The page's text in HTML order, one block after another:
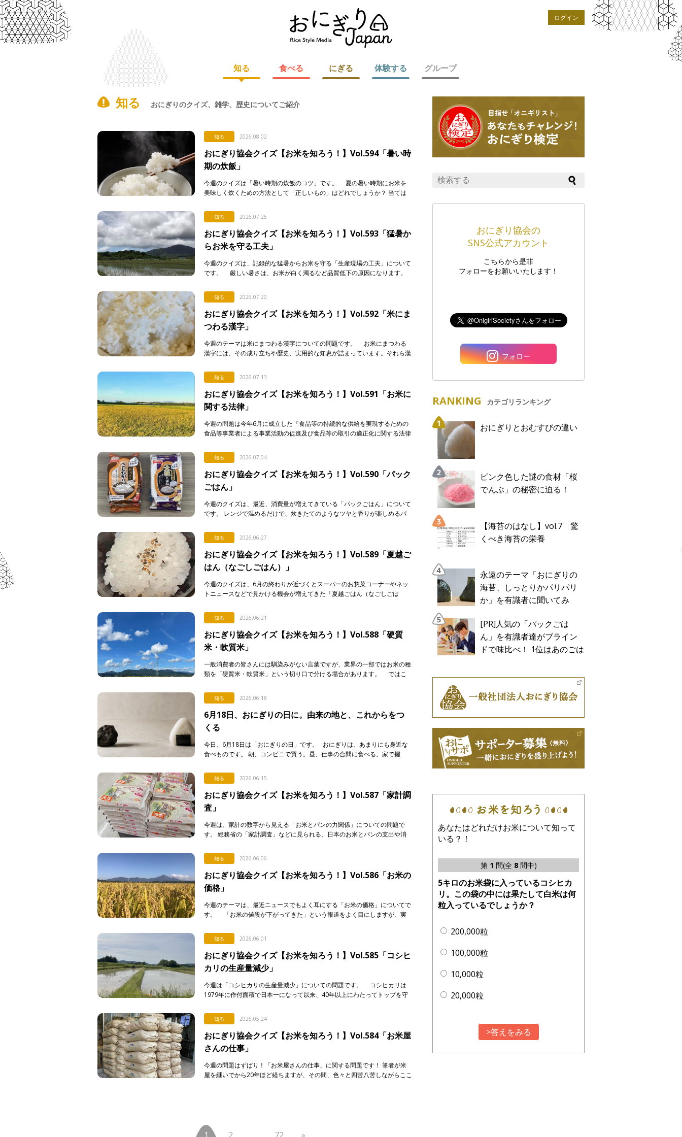
ログイン
知る 食べる にぎる 体験する グループ
知る おにぎりのクイズ、雑学、歴史についてご紹介
知る 2026.08.02
おにぎり協会クイズ【お米を知ろう！】Vol.594「暑い時
期の炊飯」
今週のクイズは「暑い時期の炊飯のコツ」です。 夏の暑い時期にお米を
美味しく炊くための方法として「正しいもの」はどれでしょうか？ 当ては
知る 2026.07.26
おにぎり協会クイズ【お米を知ろう！】Vol.593「猛暑か
らお米を守る工夫」
今週のクイズは、記録的な猛暑からお米を守る「生産現場の工夫」について
です。 厳しい暑さは、お米が白く濁るなど品質低下の原因になります。
知る 2026.07.20
おにぎり協会クイズ【お米を知ろう！】Vol.592「米にま
つわる漢字」
今週のテーマは米にまつわる漢字についての問題です。 お米にまつわる
漢字には、その成り立ちや歴史、実用的な知恵が詰まっています。それら漢
知る 2026.07.13
おにぎり協会クイズ【お米を知ろう！】Vol.591「お米に
関する法律」
今週の問題は今年6月に成立した『食品等の持続的な供給を実現するための
食品等事業者による事業活動の促進及び食品等の取引の適正化に関する法律
知る 2026.07.04
おにぎり協会クイズ【お米を知ろう！】Vol.590「パック
ごはん」
今週のクイズは、最近、消費量が増えてきている「パックごはん」について
です。 レンジで温めるだけで、炊きたてのようなツヤと香りが楽しめるパ
[…]
知る 2026.06.27
おにぎり協会クイズ【お米を知ろう！】Vol.589「夏越ご
はん（なごしごはん）」
今週のクイズは、6月の終わりが近づくとスーパーのお惣菜コーナーやネッ
トニュースなどで見かける機会が増えてきた「夏越ごはん（なごしごは
が…。 […]
知る 2026.06.21
おにぎり協会クイズ【お米を知ろう！】Vol.588「硬質
米・軟質米」
一般消費者の皆さんには馴染みがない言葉ですが、業界の一部ではお米の種
類を「硬質米・軟質米」という切り口で分ける場合があります。 ではこ
知る 2026.06.18
6月18日、おにぎりの日に。由来の地と、これからをつ
くる
今日、6月18日は「おにぎりの日」です。 おにぎりは、あまりにも身近な
食べものです。 朝、コンビニで買う。昼、仕事の合間に食べる。家で握
[…]
知る 2026.06.15
おにぎり協会クイズ【お米を知ろう！】Vol.587「家計調
査」
今週は、家計の数字から見える「お米とパンの力関係」についての問題で
す。 総務省の「家計調査」などに見られる、日本のお米とパンの支出や消
答えて下さい。 & […]
知る 2026.06.06
おにぎり協会クイズ【お米を知ろう！】Vol.586「お米の
価格」
今週のテーマは、最近ニュースでもよく耳にする「お米の価格」についてで
す。 「お米の値段が下がってきた」という報道をよく目にしますが、実
知る 2026.06.01
おにぎり協会クイズ【お米を知ろう！】Vol.585「コシヒ
カリの生産量減少」
今週は「コシヒカリの生産量減少」についての問題です。 コシヒカリは
1979年に作付面積で日本一になって以来、40年以上にわたってトップを守
知る 2026.05.24
おにぎり協会クイズ【お米を知ろう！】Vol.584「お米屋
さんの仕事」
今週の問題はずばり！「お米屋さんの仕事」に関する問題です！ 筆者が米
屋を継いでから20年ほど経ちますが、その間、色々と四苦八苦しながらここ
おにぎり協会の
SNS公式アカウント
こちらから是非
フォローをお願いいたします！
フォロー
RANKING カテゴリランキング
おにぎりとおむすびの違い
ピンク色した謎の食材「桜
でんぶ」の秘密に迫る！
【海苔のはなし】vol.7 驚
くべき海苔の栄養
永遠のテーマ「おにぎりの
海苔、しっとりかパリパリ
か」を有識者に聞いてみ
[PR]人気の「パックごは
ん」を有識者達がブライン
ドで味比べ！ 1位はあのごは
マーク
あなたはどれだけお米について知って
いる？！
第 1 問(全 8問中)
5キロのお米袋に入っているコシヒカ
リ。この袋の中には果たして白米は何
粒入っているでしょうか？
200,000粒
100,000粒
10,000粒
20,000粒
>答えをみる